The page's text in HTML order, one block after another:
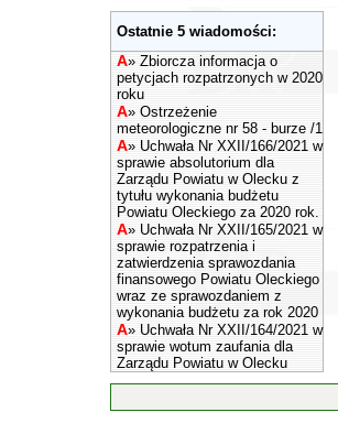
Ostatnie 5 wiadomości:
A» Zbiorcza informacja o
petycjach rozpatrzonych w 2020
roku
A» Ostrzeżenie
meteorologiczne nr 58 - burze /1
A» Uchwała Nr XXII/166/2021 w
sprawie absolutorium dla
Zarządu Powiatu w Olecku z
tytułu wykonania budżetu
Powiatu Oleckiego za 2020 rok.
A» Uchwała Nr XXII/165/2021 w
sprawie rozpatrzenia i
zatwierdzenia sprawozdania
finansowego Powiatu Oleckiego
wraz ze sprawozdaniem z
wykonania budżetu za rok 2020
A» Uchwała Nr XXII/164/2021 w
sprawie wotum zaufania dla
Zarządu Powiatu w Olecku